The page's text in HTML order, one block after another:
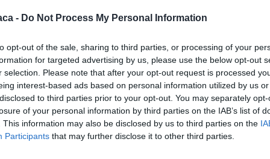
- Do Not Process My Personal Information
opt-out of the sale, sharing to third parties, or processing of your
for targeted advertising by us, please use the below opt-out
selection. Please note that after your opt-out request is processed
interest-based ads based on personal information utilized by us
to third parties prior to your opt-out. You may separately
of your personal information by third parties on the IAB’s list of
This information may also be disclosed by us to third parties on the
Participants that may further disclose it to other third parties.
di Stradella coadiuvati dai colleghi della Tenenza
e tratto in arresto il 28enneS.I.O., nato a Milano e
in esecuzione di Ordinanza di Custodia Cautelare
su richiesta della Procura della Repubblica di Pavia,